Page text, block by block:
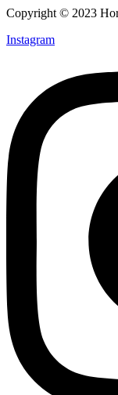
Copyright © 2023
Instagram